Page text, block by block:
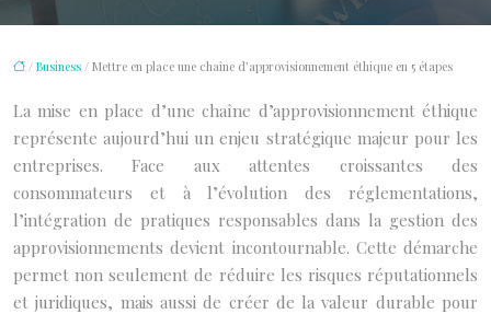
/ Business / Mettre en place une chaîne d’approvisionnement éthique en 5 étapes
La mise en place d’une chaîne d’approvisionnement éthique
représente aujourd’hui un enjeu stratégique majeur pour les
entreprises. Face aux attentes croissantes des
consommateurs et à l’évolution des réglementations,
l’intégration de pratiques responsables dans la gestion des
approvisionnements devient incontournable. Cette démarche
permet non seulement de réduire les risques réputationnels
et juridiques, mais aussi de créer de la valeur durable pour